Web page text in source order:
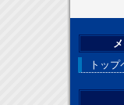
トップ